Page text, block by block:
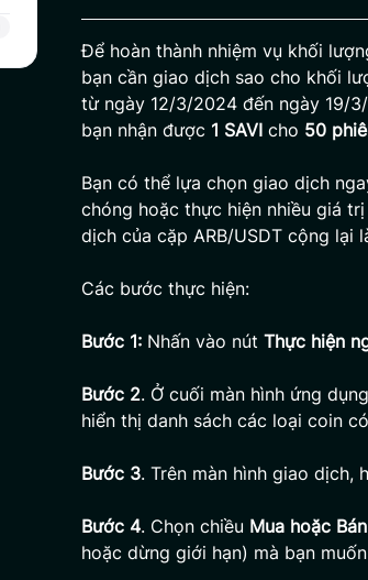
Để hoàn thành nhiệm vụ khối
bạn cần giao dịch sao cho khối
từ ngày 12/3/2024 đến ngày 19/
bạn nhận được 1 SAVI cho 50
Bạn có thể lựa chọn giao dịch
chóng hoặc thực hiện nhiều giá
dịch của cặp ARB/USDT cộng lại
Các bước thực hiện:
Bước 1: Nhấn vào nút Thực hiện
Bước 2. Ở cuối màn hình ứng
hiển thị danh sách các loại coin
Bước 3. Trên màn hình giao dịch,
Bước 4. Chọn chiều Mua hoặc Bán
hoặc dừng giới hạn) mà bạn